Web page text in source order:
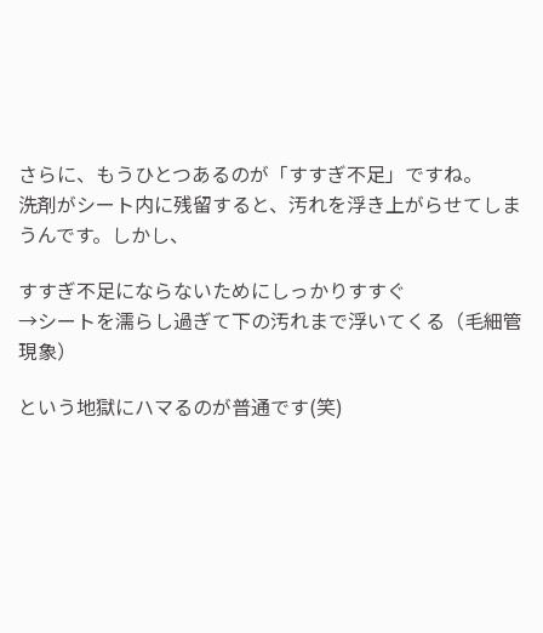
さらに、もうひとつあるのが「すすぎ不足」ですね。
洗剤がシート内に残留すると、汚れを浮き上がらせてしま
うんです。しかし、
すすぎ不足にならないためにしっかりすすぐ
→シートを濡らし過ぎて下の汚れまで浮いてくる（毛細管
現象）
という地獄にハマるのが普通です(笑)